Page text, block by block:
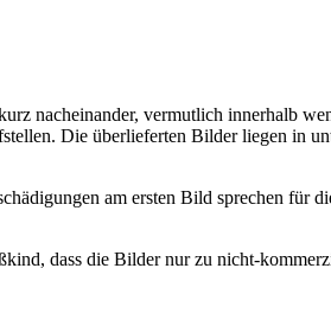
nacheinander, vermutlich innerhalb
Die überlieferten Bilder liegen in
am ersten Bild sprechen für
dass die Bilder nur zu nicht-